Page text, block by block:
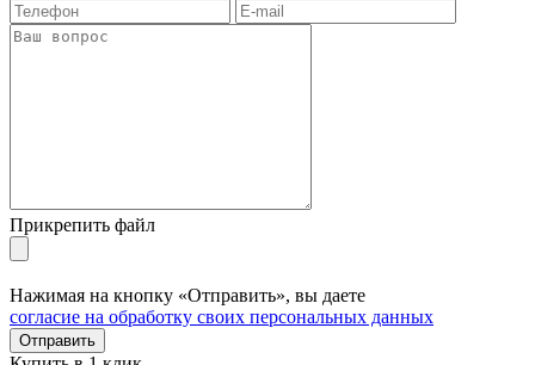
Прикрепить файл
Нажимая на кнопку «Отправить», вы даете
согласие на обработку своих персональных данных
Отправить